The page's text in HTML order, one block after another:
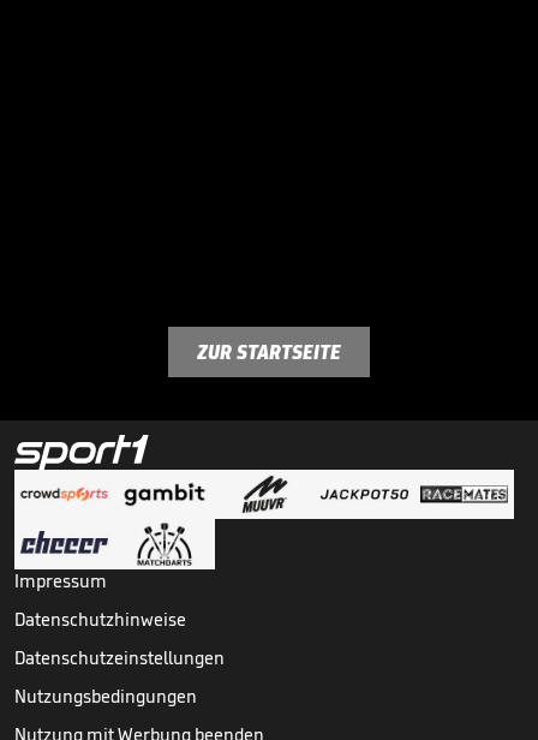
ZUR STARTSEITE
Impressum
Datenschutzhinweise
Datenschutzeinstellungen
Nutzungsbedingungen
Nutzung mit Werbung beenden